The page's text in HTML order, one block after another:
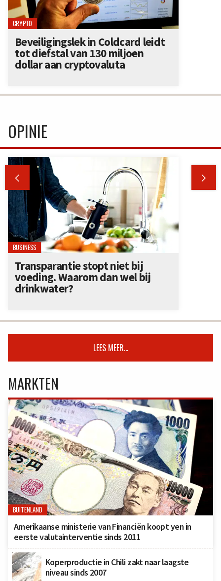
CRYPTO
Beveiligingslek in Coldcard leidt
tot diefstal van 130 miljoen
dollar aan cryptovaluta
OPINIE
 
BUSINESS
Transparantie stopt niet bij
voeding. Waarom dan wel bij
drinkwater?
LEES MEER...
MARKTEN
BUITENLAND
Amerikaanse ministerie van Financiën koopt yen in
eerste valutainterventie sinds 2011
Koperproductie in Chili zakt naar laagste
niveau sinds 2007